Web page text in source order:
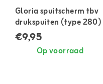
Gloria spuitscherm tbv
drukspuiten (type 280)
€9,95
Op voorraad